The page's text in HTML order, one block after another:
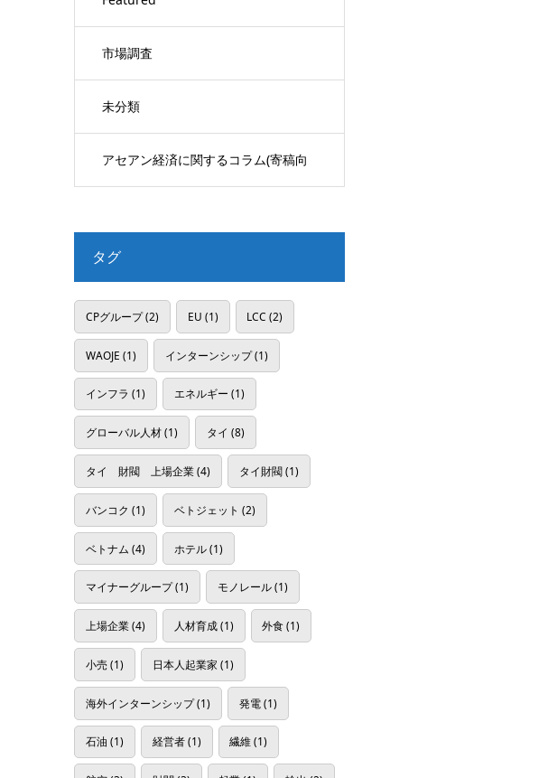
市場調査
未分類
アセアン経済に関するコラム(寄稿向
タグ
CPグループ(2) EU (1) LCC (2)
WAOJE (1) インターンシップ(1)
インフラ (1) エネルギー (1)
グローバル人材(1) タイ (8)
タイ 財閥 上場企業(4) タイ財閥(1)
バンコク (1) ベトジェット (2)
ベトナム (4) ホテル(1)
マイナーグループ(1) モノレール(1)
上場企業(4) 人材育成(1) 外食(1)
小売(1) 日本人起業家 (1)
海外インターンシップ(1) 発電(1)
石油 (1) 経営者(1) 繊維(1)